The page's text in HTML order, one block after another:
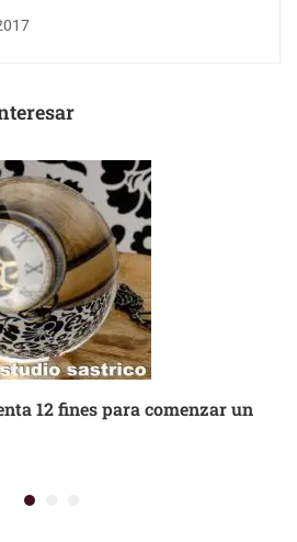
12 fines para comenzar un